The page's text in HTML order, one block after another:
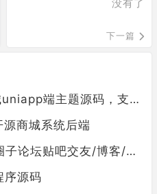
没有了
下一篇
端主题源码，支持多端
商城系统后端
社交/陌生人社交/宠物/话题/私域/同城引流
序源码